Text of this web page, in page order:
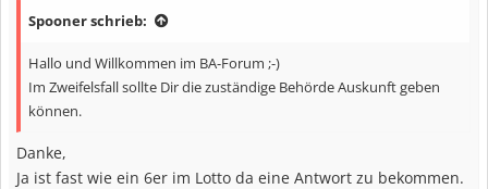
Spooner schrieb:
Hallo und Willkommen im BA-Forum ;-)
Im Zweifelsfall sollte Dir die zuständige Behörde Auskunft geben
können.
Danke,
Ja ist fast wie ein 6er im Lotto da eine Antwort zu bekommen.